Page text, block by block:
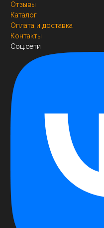
Отзывы
Каталог
Оплата и доставка
Контакты
Соц.сети